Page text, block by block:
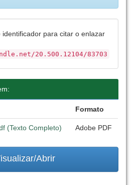
identificador para citar o enlazar
20.500.12104/83703
Formato
(Texto Completo) Adobe PDF
Abrir